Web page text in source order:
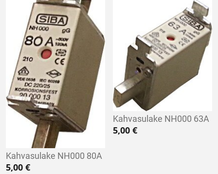
Kahvasulake NH000 80A
5,00 €
Kahvasulake NH000 63A
5,00€